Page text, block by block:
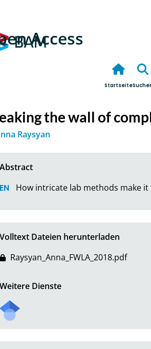
Access
Startseite
the wall of
Raysyan
How intricate lab methods make it
Volltext Dateien herunterladen
Raysyan_Anna_FWLA_2018.pdf
Weitere Dienste